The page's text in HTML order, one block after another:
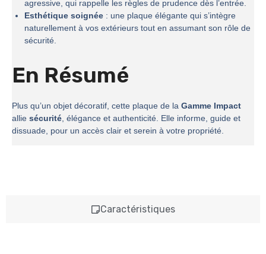
Caractéristiques
agressive, qui rappelle les règles de prudence dès l’entrée.
Esthétique soignée : une plaque élégante qui s’intègre
naturellement à vos extérieurs tout en assumant son rôle de
sécurité.
En Résumé
Plus qu’un objet décoratif, cette plaque de la Gamme Impact
allie sécurité, élégance et authenticité. Elle informe, guide et
dissuade, pour un accès clair et serein à votre propriété.